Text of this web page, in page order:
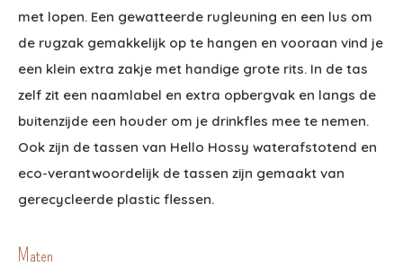
met lopen. Een gewatteerde rugleuning en een lus om
de rugzak gemakkelijk op te hangen en vooraan vind je
een klein extra zakje met handige grote rits. In de tas
zelf zit een naamlabel en extra opbergvak en langs de
buitenzijde een houder om je drinkfles mee te nemen.
Ook zijn de tassen van Hello Hossy waterafstotend en
eco-verantwoordelijk de tassen zijn gemaakt van
gerecycleerde plastic flessen.
Maten